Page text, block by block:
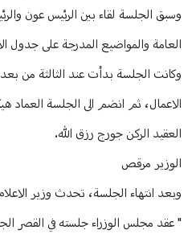
وسبق الجلسة لقاء بين الرئيس عون
العامة والمواضيع المدرجة على جدول
وكانت الجلسة بدأت عند الثالثة من
الاعمال، ثم انضم الى الجلسة العماد
العقيد الركن جورج رزق الله.
الوزير مرقص
وبعد انتهاء الجلسة، تحدث وزير
" عقد مجلس الوزراء جلسته في القصر